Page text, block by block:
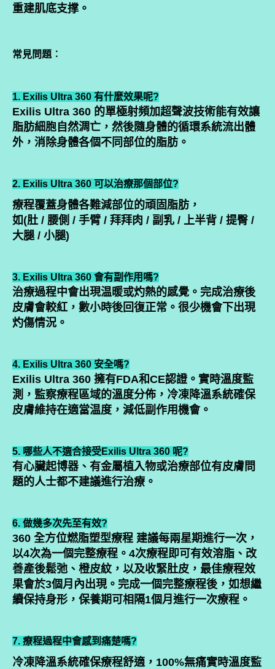
重建肌底支撑。
常見問題︰
1. Exilis Ultra 360 有什麼效果呢?
Exilis Ultra 360 的單極射頻加超聲波技術能有效讓
脂肪細胞自然淍亡，然後隨身體的循環系統流出體
外，消除身體各個不同部位的脂肪。
2. Exilis Ultra 360 可以治療那個部位?
療程覆蓋身體各難減部位的頑固脂肪，
如(肚 / 腰側 / 手臂 / 拜拜肉 / 副乳 / 上半背 / 提臀 /
大腿 / 小腿)
3. Exilis Ultra 360 會有副作用嗎?
治療過程中會出現温暖或灼熱的感覺。完成治療後
皮膚會較紅，數小時後回復正常。很少機會下出現
灼傷情況。
4. Exilis Ultra 360 安全嗎?
Exilis Ultra 360 擁有FDA和CE認證。實時溫度監
測，監察療程區域的溫度分佈，冷凍降溫系統確保
皮膚維持在適當温度，減低副作用機會。
5. 哪些人不適合接受Exilis Ultra 360 呢?
有心臟起博器、有金屬植入物或治療部位有皮膚問
題的人士都不建議進行治療。
6. 做幾多次先至有效?
360 全方位燃脂塑型療程 建議每兩星期進行一次，
以4次為一個完整療程。4次療程即可有效溶脂、改
善產後鬆弛、橙皮紋，以及收緊肚皮，最佳療程效
果會於3個月內出現。完成一個完整療程後，如想繼
續保持身形，保養期可相隔1個月進行一次療程。
7. 療程過程中會感到痛楚嗎?
冷凍降溫系統確保療程舒適，100%無痛實時溫度監